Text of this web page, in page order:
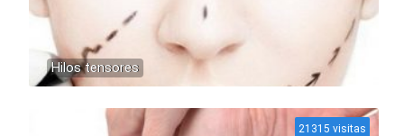
Hilos tensores
21315 visitas